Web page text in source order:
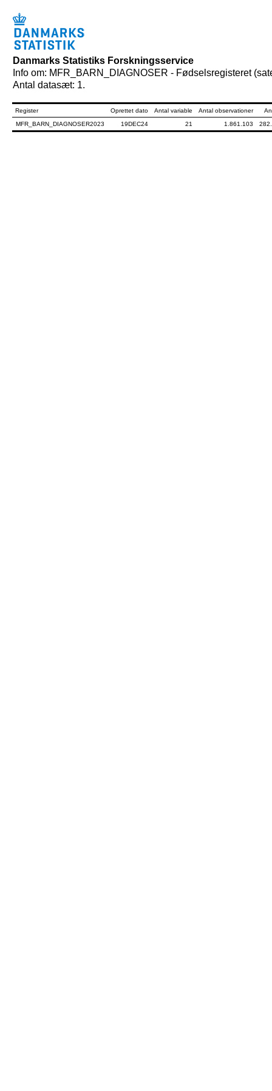
Danmarks Statistiks Forskningsservice
Info om: MFR_BARN_DIAGNOSER - Fødselsregisteret
Antal datasæt: 1.
Register Oprettet dato Antal variable Antal observationer
MFR_BARN_DIAGNOSER2023
19DEC24 21 1.861.103